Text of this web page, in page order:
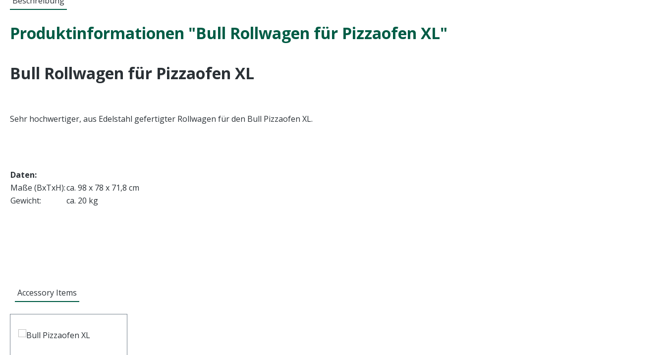
Produktinformationen "Bull Rollwagen für Pizzaofen XL"
Bull Rollwagen für Pizzaofen XL
Sehr hochwertiger, aus Edelstahl gefertigter Rollwagen für den Bull Pizzaofen XL.
Daten:
Maße (BxTxH):ca. 98 x 78 x 71,8 cm
Gewicht:
ca. 20 kg
Accessory Items